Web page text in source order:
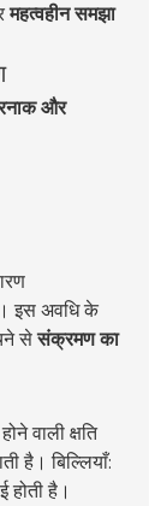
महत्वहीन समझा
और
इस अवधि के
से संक्रमण का
वाली क्षति
है। बिल्लियाँ:
है।